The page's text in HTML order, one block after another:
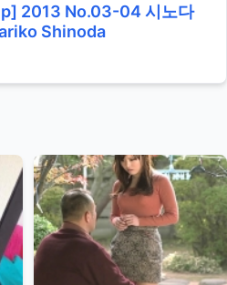
다
Shinoda